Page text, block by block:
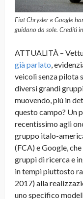
Fiat Chrysler e Google
guidano da sole. Crediti
ATTUALITÀ –
già parlato ,
veicoli senza pilota
diversi grandi
muovendo, più in
questo campo? Un
recentissimo agli
gruppo italo-
(FCA) e Google,
gruppi di ricerca e
in tempi piuttosto
2017) alla
uno specifico